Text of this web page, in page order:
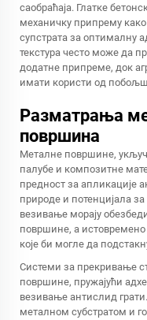
саобраћаја. Глатке
механичку припрему
супстрата за оптималну
текстура често може да
додатне припреме, док
имати користи од
Разматрања
површина
Металне површине,
палубе и композитне
предност за апликације
природе и потенцијала
везивање морају
површине, а
које би могле да
Системи за прекривање
површине, пружајући
везивање антислид
металном субстратом и